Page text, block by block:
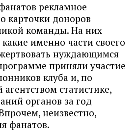
рекламное
карточки доноров
команды. На них
именно части своего
нуждающимся
приняли участие
клуба и, по
статистике,
органов за год
неизвестно,
фанатов.